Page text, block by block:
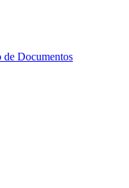
de Documentos